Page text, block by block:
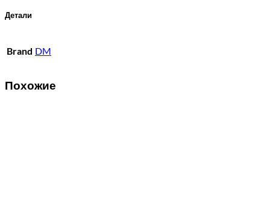
Детали
Brand DM
Похожие